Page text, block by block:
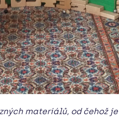
materiálů, od čehož